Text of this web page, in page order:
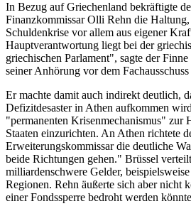
In Bezug auf Griechenland bekräftigte
Finanzkommissar Olli Rehn die Haltung,
Schuldenkrise vor allem aus eigener
Hauptverantwortung liegt bei der
griechischen Parlament", sagte der
seiner Anhörung vor dem
Er machte damit auch indirekt deutlich,
Defizitdesaster in Athen aufkommen
"permanenten Krisenmechanismus" zur
Staaten einzurichten. An Athen richtete
Erweiterungskommissar die deutliche
beide Richtungen gehen." Brüssel
milliardenschwere Gelder,
Regionen. Rehn äußerte sich aber nicht
einer Fondssperre bedroht werden